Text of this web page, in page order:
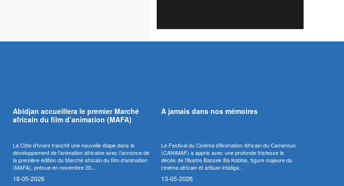
Abidjan accueillera le premier Marché
africain du film d’animation (MAFA)
La Côte d’Ivoire franchit une nouvelle étape dans le
développement de l’animation africaine avec l’annonce de
la première édition du Marché africain du film d’animation
(MAFA), prévue en novembre 20...
18-05-2026
A jamais dans nos mémoires
Le Festival du Cinéma d’Animation Africain du Cameroun
(CANIMAF) a appris avec une profonde tristesse le
décès de l’illustre Bassek Ba Kobhio, figure majeure du
cinéma africain et artisan infatiga...
13-05-2026